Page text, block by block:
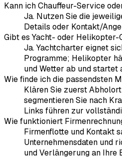
Kann ich Chauffeur-Service
Ja. Nutzen Sie die
Details oder Kontakt/
Gibt es Yacht- oder
Ja. Yachtcharter eignet
Programme; Helikopter
und Wetter ab und startet
Wie finde ich die passendsten
Klären Sie zuerst
segmentieren Sie nach
Links führen zur
Wie funktioniert
Firmenflotte und Kontakt
Unternehmensdaten und
und Verlängerung an Ihre